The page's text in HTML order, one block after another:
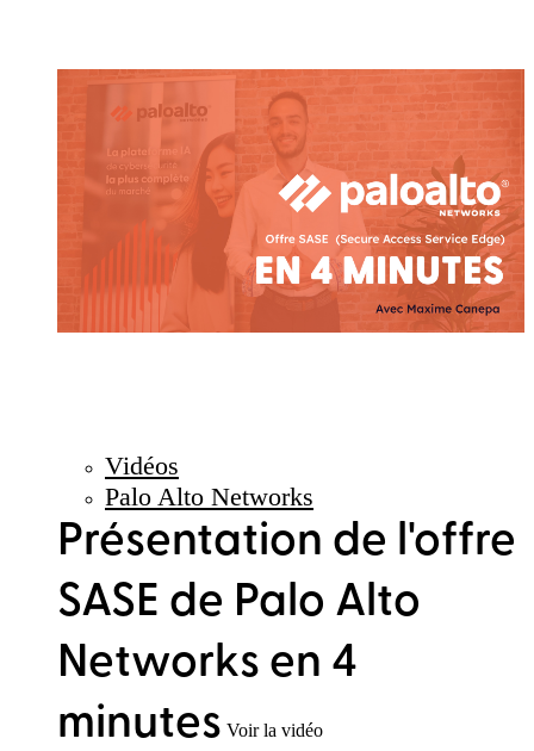
Vidéos
Palo Alto Networks
Présentation de l'offre
SASE de Palo Alto
Networks en 4
minutes Voir la vidéo